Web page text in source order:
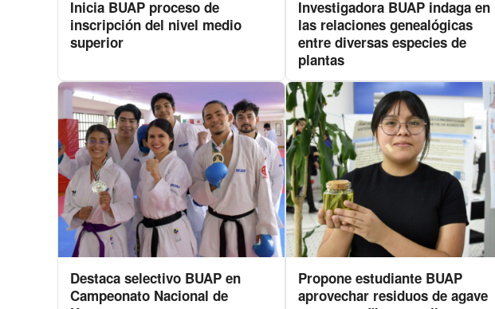
Inicia BUAP proceso de
inscripción del nivel medio
superior
Investigadora BUAP indaga en
las relaciones genealógicas
entre diversas especies de
plantas
Destaca selectivo BUAP en
Campeonato Nacional de
Propone estudiante BUAP
aprovechar residuos de agave